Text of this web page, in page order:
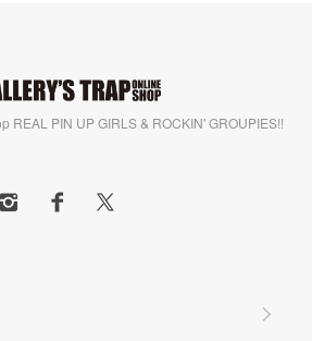
REAL PIN UP GIRLS & ROCKIN' GROUPIES!!